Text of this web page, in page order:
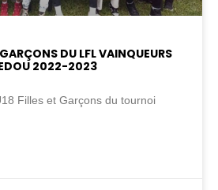
GARÇONS DU LFL VAINQUEURS
2022-2023
Filles et Garçons du tournoi